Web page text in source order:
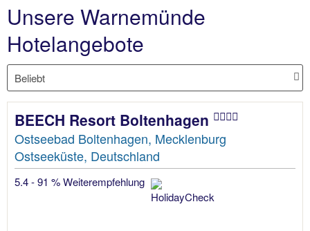
Unsere Warnemünde
Hotelangebote
BEECH Resort Boltenhagen
Ostseebad Boltenhagen, Mecklenburg
Ostseeküste, Deutschland
5.4 - 91 % Weiterempfehlung